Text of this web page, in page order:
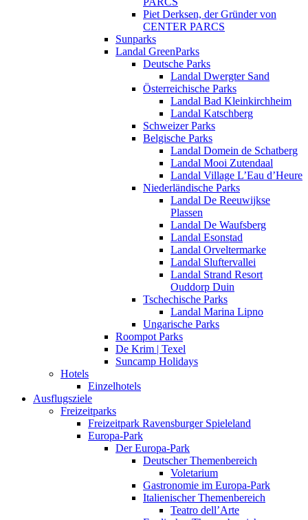
Piet Derksen, der Gründer von
CENTER PARCS
Sunparks
Landal GreenParks
Deutsche Parks
Landal Dwergter Sand
Österreichische Parks
Landal Bad Kleinkirchheim
Landal Katschberg
Schweizer Parks
Belgische Parks
Landal Domein de Schatberg
Landal Mooi Zutendaal
Landal Village L’Eau d’Heure
Niederländische Parks
Landal De Reeuwijkse
Plassen
Landal De Waufsberg
Landal Esonstad
Landal Orveltermarke
Landal Sluftervallei
Landal Strand Resort
Ouddorp Duin
Tschechische Parks
Landal Marina Lipno
Ungarische Parks
Roompot Parks
De Krim | Texel
Suncamp Holidays
Hotels
Einzelhotels
Ausflugsziele
Freizeitparks
Freizeitpark Ravensburger Spieleland
Europa-Park
Der Europa-Park
Deutscher Themenbereich
Voletarium
Gastronomie im Europa-Park
Italienischer Themenbereich
Teatro dell’Arte